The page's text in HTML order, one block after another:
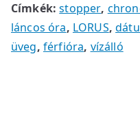
Címkék:stopper,
láncos óra, LORUS,
üveg, férfióra, vízálló